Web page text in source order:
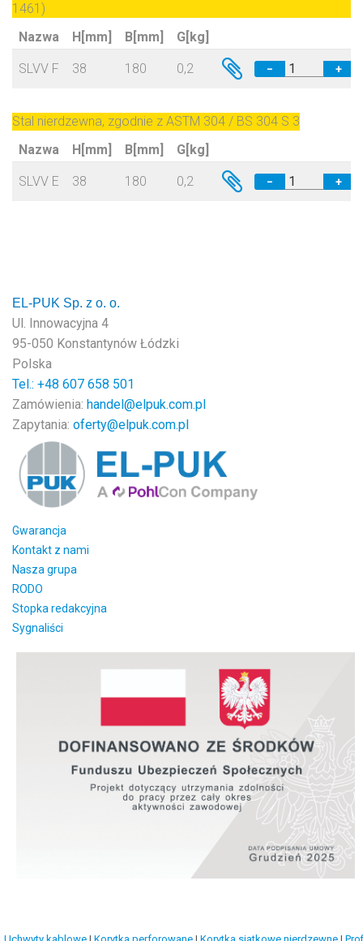
1461)
Nazwa
H[mm] B[mm] G[kg]
SLVV F 38 180 0,2 − +
Stal nierdzewna, zgodnie z ASTM 304 / BS 304 S 3
Nazwa
H[mm] B[mm] G[kg]
SLVV E 38 180 0,2 − +
EL-PUK Sp. z o. o.
Ul. Innowacyjna 4
95-050 Konstantynów Łódzki
Polska
Tel.: +48 607 658 501
Zamówienia: handel@elpuk.com.pl
Zapytania: oferty@elpuk.com.pl
Gwarancja
Kontakt z nami
Nasza grupa
RODO
Stopka redakcyjna
Sygnaliści